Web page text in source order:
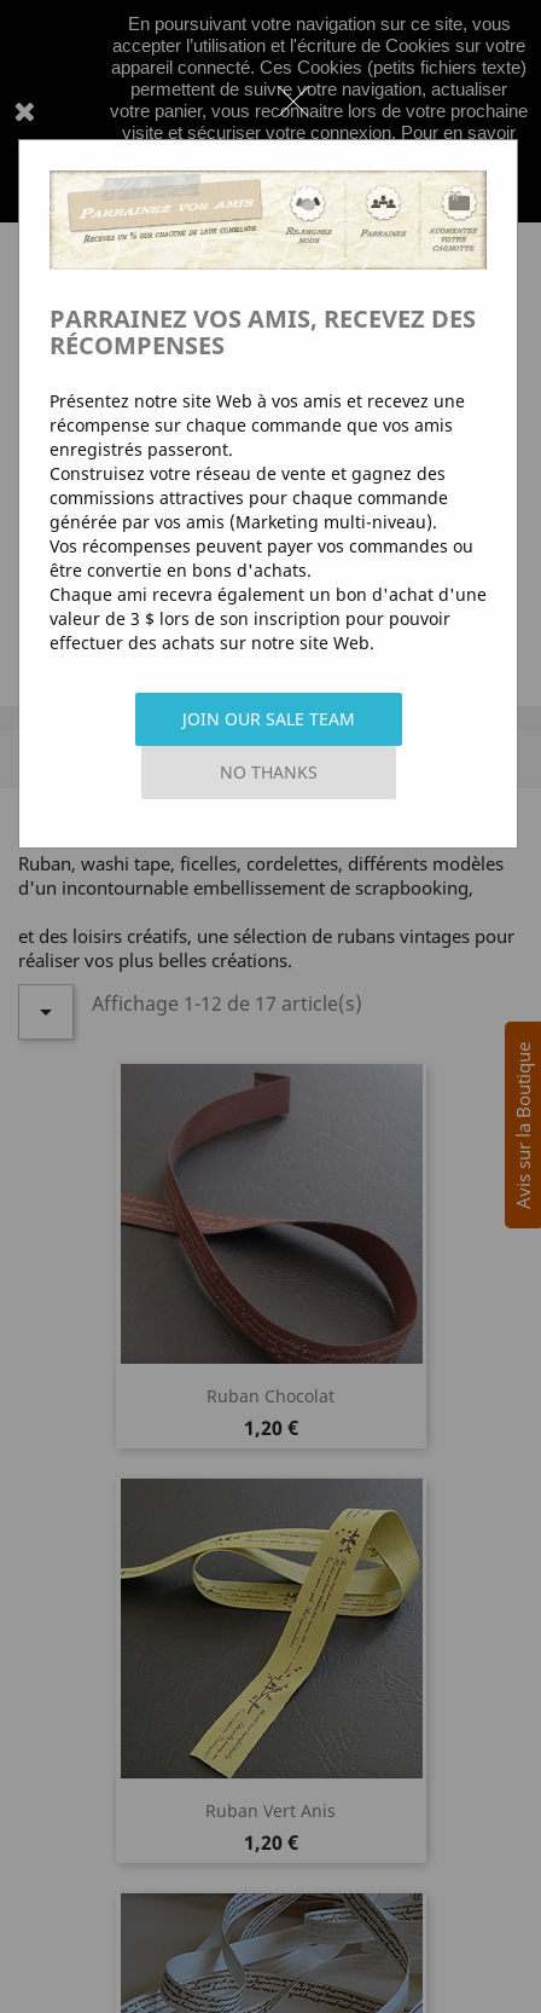
En poursuivant votre navigation sur ce site, vous
accepter l’utilisation et l'écriture de Cookies sur votre
appareil connecté. Ces Cookies (petits fichiers texte)
permettent de suivre votre navigation, actualiser
votre panier, vous reconnaitre lors de votre prochaine
visite et sécuriser votre connexion. Pour en savoir
savoir plus sur nos regles de confidentialité
concernant les cookies; clquez
ici
shopping_cart


Ruban, washi tape, ficelles, cordelettes, différents modèles
d'un incontournable embellissement de scrapbooking,
et des loisirs créatifs, une sélection de rubans vintages pour
réaliser vos plus belles créations.
 Affichage 1-12 de 17 article(s)
Ruban Chocolat
Prix
1,20 €
Ruban Vert Anis
Prix
1,20 €
PARRAINEZ VOS AMIS, RECEVEZ DES
RÉCOMPENSES
Présentez notre site Web à vos amis et recevez une
récompense sur chaque commande que vos amis
enregistrés passeront.
Construisez votre réseau de vente et gagnez des
commissions attractives pour chaque commande
générée par vos amis (Marketing multi-niveau).
Vos récompenses peuvent payer vos commandes ou
être convertie en bons d'achats.
Chaque ami recevra également un bon d'achat d'une
valeur de 3 $ lors de son inscription pour pouvoir
effectuer des achats sur notre site Web.
JOIN OUR SALE TEAM
NO THANKS
Avis sur la Boutique